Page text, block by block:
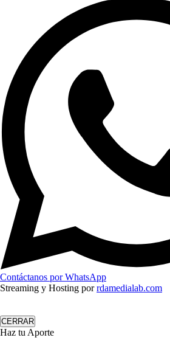
Contáctanos por WhatsApp
Streaming y Hosting porrdamedialab.com
CERRAR
Haz tu Aporte